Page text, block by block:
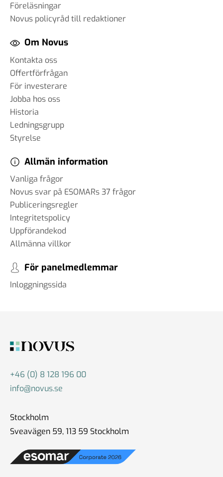
Föreläsningar
Novus policyråd till redaktioner
Om Novus
Kontakta oss
Offertförfrågan
För investerare
Jobba hos oss
Historia
Ledningsgrupp
Styrelse
Allmän information
Vanliga frågor
Novus svar på ESOMARs 37 frågor
Publiceringsregler
Integritetspolicy
Uppförandekod
Allmänna villkor
För panelmedlemmar
Inloggningssida
+46 (0) 8 128 196 00
info@novus.se
Stockholm
Sveavägen 59, 113 59 Stockholm